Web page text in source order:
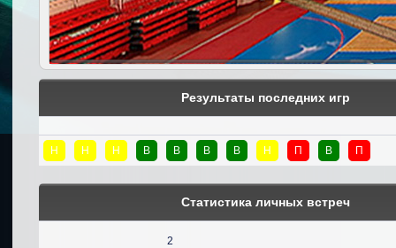
Результаты последних игр
Н Н Н В В В В Н П В П
Статистика личных встреч
2